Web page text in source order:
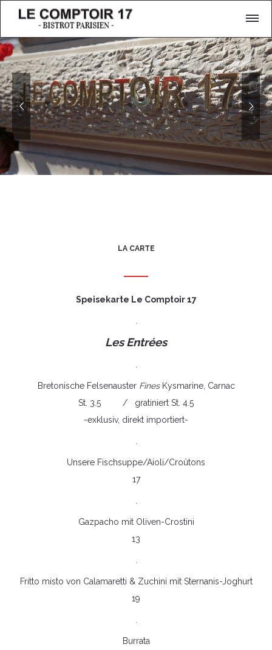
LA CARTE
Speisekarte Le Comptoir 17
Les Entrées
Bretonische Felsenauster FinesKysmarine, Carnac
St. 3.5 / gratiniert St. 4.5
-exklusiv, direkt importiert-
Unsere Fischsuppe/Aioli/Croûtons
17
Gazpacho mit Oliven-Crostini
13
Fritto misto von Calamaretti & Zuchini mit Sternanis-Joghurt
19
Burrata